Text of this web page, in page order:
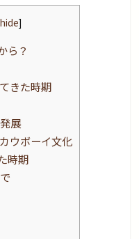
hide]
ら？
きた時期
展
ウボーイ文化
時期